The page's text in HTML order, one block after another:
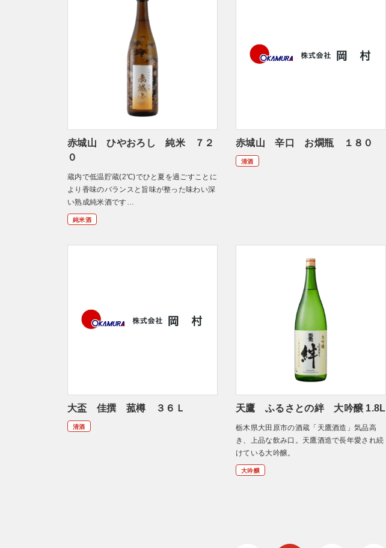
赤城山 ひやおろし 純米 ７２
０
蔵内で低温貯蔵(2℃)でひと夏を過ごすことに
より香味のバランスと旨味が整った味わい深
い熟成純米酒です…
純米酒
赤城山 辛口 お燗瓶 １８０
清酒
大盃 佳撰 菰樽 ３６Ｌ
清酒
天鷹 ふるさとの絆 大吟醸 1.8L
栃木県大田原市の酒蔵「天鷹酒造」気品高
き、上品な飲み口。天鷹酒造で長年愛され続
けている大吟醸。
大吟醸